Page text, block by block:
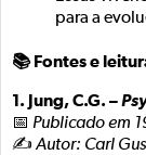
para a
📚 Fontes e
1. Jung, C.G. –
📅 Publicado em
✍️ Autor: Carl